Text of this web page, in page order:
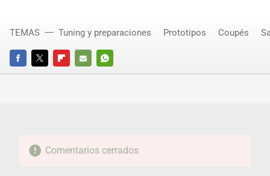
FACEBOOKTWITTERFLIPBOARD
E-
WHATSAPP
TEMAS Tuning y preparaciones Prototipos Coupés
Comentarios cerrados